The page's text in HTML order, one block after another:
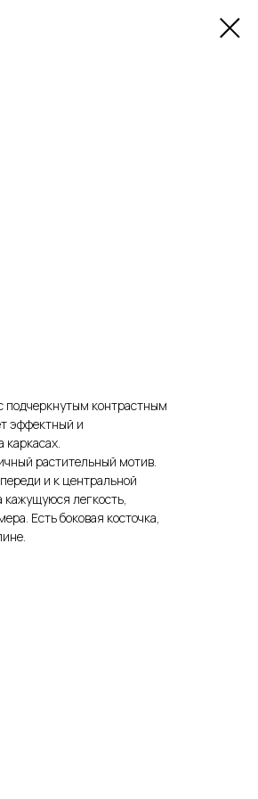
подчеркнутым контрастным
эффектный и
растительный мотив.
и к центральной
легкость,
Есть боковая косточка,